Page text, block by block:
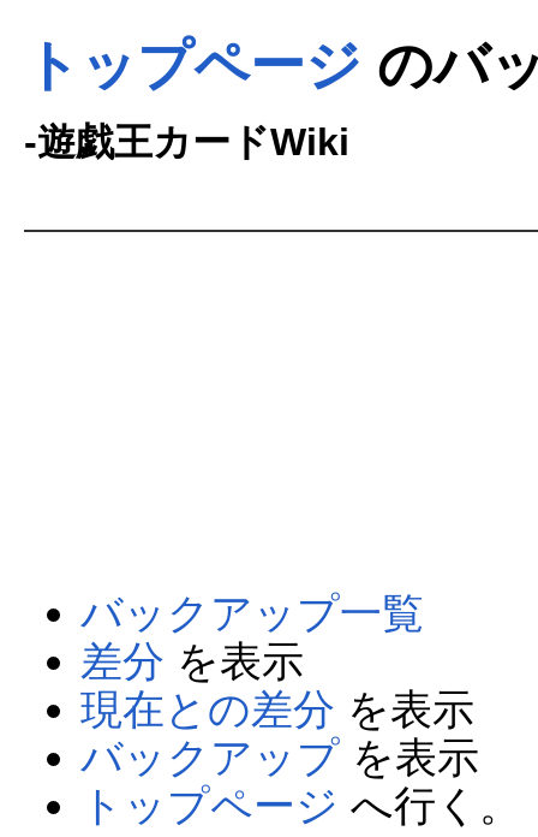
トップページ のバ
-遊戯王カードWiki
バックアップ一覧
差分 を表示
現在との差分 を表示
バックアップを表示
トップページ へ行く。